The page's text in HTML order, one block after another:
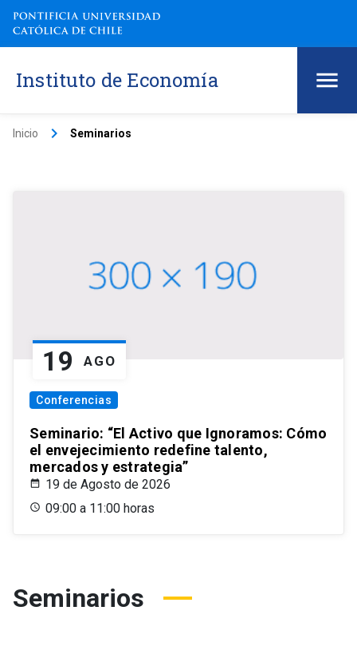
Instituto de Economía
Inicio keyboard_arrow_right Seminarios
19 AGO
Conferencias
Seminario: “El Activo que Ignoramos: Cómo
el envejecimiento redefine talento,
mercados y estrategia”
19 de Agosto de 2026
09:00 a 11:00 horas
Seminarios